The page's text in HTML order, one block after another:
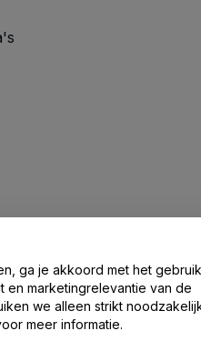
Met Ons Op
ga je akkoord met het gebruik
en marketingrelevantie van de
we alleen strikt
meer informatie.